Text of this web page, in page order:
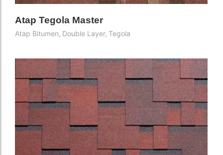
Atap Tegola Master
Atap Bitumen, Double Layer, Tegola